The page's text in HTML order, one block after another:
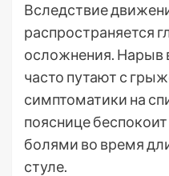
Вследствие
распространяется
осложнения. Нарыв
часто путают с
симптоматики на
пояснице
болями во время
стуле.